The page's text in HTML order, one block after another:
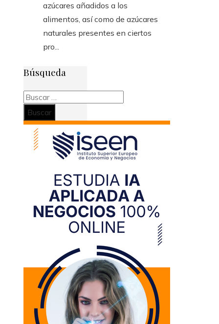
azúcares añadidos a los
alimentos, así como de azúcares
naturales presentes en ciertos
pro...
Búsqueda
Buscar: